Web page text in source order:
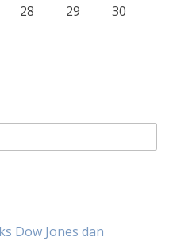
28 29
30
Dow Jones dan